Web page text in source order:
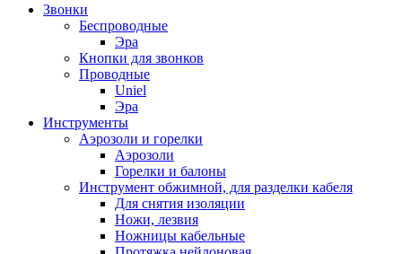
Звонки
Беспроводные
Эра
Кнопки для звонков
Проводные
Uniel
Эра
Инструменты
Аэрозоли и горелки
Аэрозоли
Горелки и балоны
Инструмент обжимной, для разделки кабеля
Для снятия изоляции
Ножи, лезвия
Ножницы кабельные